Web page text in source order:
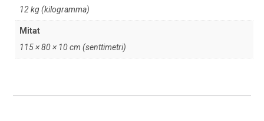
12 kg (kilogramma)
Mitat
115 × 80 × 10 cm (senttimetri)